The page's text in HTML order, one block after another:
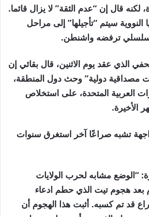
لكنه قال إن “عدم الثقة” لا يزال قائما.
سيتم “تأجيلها” إلى مراحل
ترفضه واشنطن.
الذي عقد يوم الاثنين، قال بقائي إن
مصداقية دولية” وحث دول المنطقة،
العربية المتحدة، على استخلاص
الأخيرة.
تشبه صراعًا آخر استغرق سنوات
“الوضع مشابه لحرب الولايات
بعد هجوم تيت الذي حطم ادعاء
قد تم كسبه. أثبت هذا الهجوم أن